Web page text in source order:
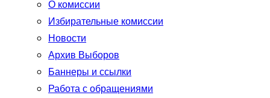
О комиссии
Избирательные комиссии
Новости
Архив Выборов
Баннеры и ссылки
Работа с обращениями